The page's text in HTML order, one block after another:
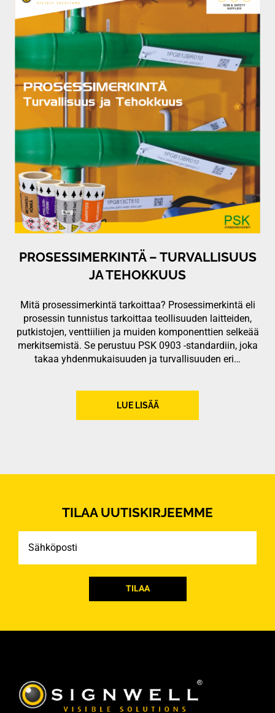
PROSESSIMERKINTÄ – TURVALLISUUS
JA TEHOKKUUS
Mitä prosessimerkintä tarkoittaa? Prosessimerkintä eli
prosessin tunnistus tarkoittaa teollisuuden laitteiden,
putkistojen, venttiilien ja muiden komponenttien selkeää
merkitsemistä. Se perustuu PSK 0903 -standardiin, joka
takaa yhdenmukaisuuden ja turvallisuuden eri…
LUE LISÄÄ
TILAA UUTISKIRJEEMME